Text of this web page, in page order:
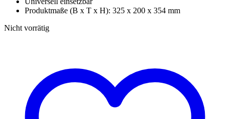
Produktmaße (B x T x H): 325 x 200 x 354 mm
Nicht vorrätig